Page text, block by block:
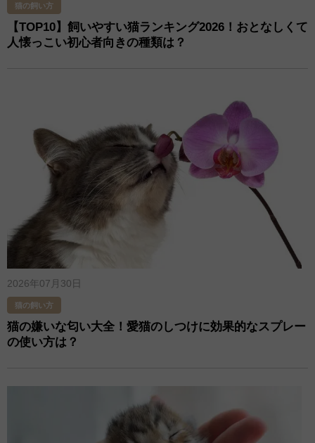
猫の飼い方
【TOP10】飼いやすい猫ランキング2026！おとなしくて
人懐っこい初心者向きの種類は？
2026年07月30日
猫の飼い方
猫の嫌いな匂い大全！愛猫のしつけに効果的なスプレー
の使い方は？